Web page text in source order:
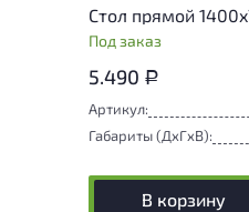
Под заказ
5.490 Р
Артикул:
Габариты (ДxГxВ):
В корзину